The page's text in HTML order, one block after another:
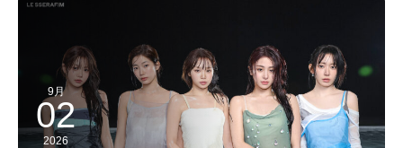
9月
02
2026